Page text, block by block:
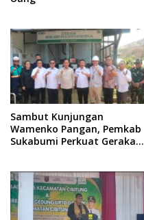
Sambut Kunjungan
Wamenko Pangan, Pemkab
Sukabumi Perkuat Gerakan